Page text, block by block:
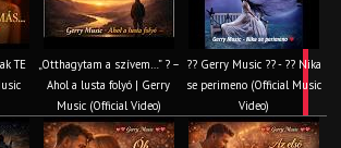
TE
„Otthagytam a szívem…” ? –
Ahol a lusta folyó | Gerry
Music (Official Video)
?? Gerry Music ?? - ?? Nika
se perimeno (Official Music
Video)